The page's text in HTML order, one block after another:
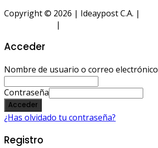
Copyright © 2026 | Ideaypost C.A. |
|
Acceder
Nombre de usuario o correo electrónico
Contraseña
Acceder
¿Has olvidado tu contraseña?
Registro